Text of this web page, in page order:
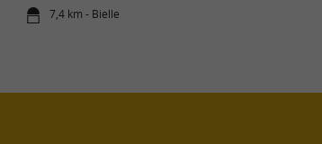
7,4 km - Bielle